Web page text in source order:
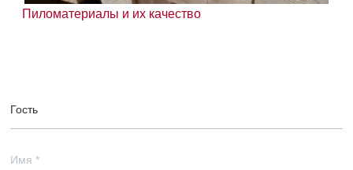
Пиломатериалы и их качество
Гость
Имя *